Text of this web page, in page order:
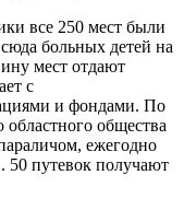
все 250 мест были
больных детей на
мест отдают
с
и фондами. По
общества
ежегодно
50 путевок получают